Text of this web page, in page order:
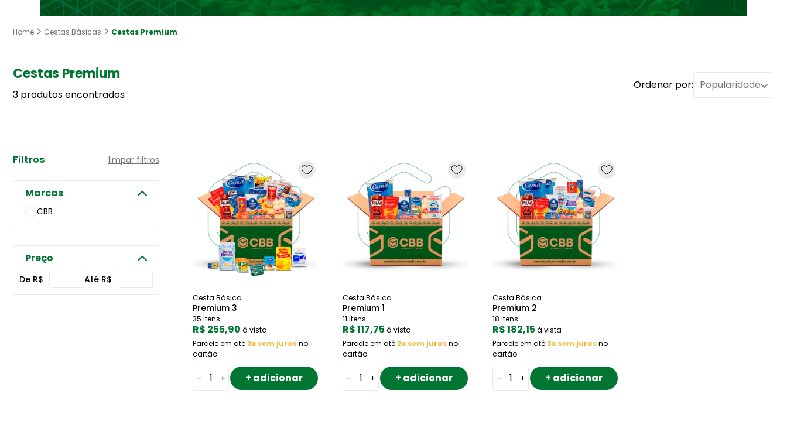
Home Cestas Básicas Cestas Premium
Cestas Premium
3 produtos encontrados
Ordenar por: Popularidade
Filtros limpar filtros
Marcas
CBB
Preço
De R$ Até R$
Cesta Básica
Premium 3
35 Itens
R$ 255,90 à vista
Parcele em até 3x sem jurosno
cartão
- + + adicionar
Cesta Básica
Premium 1
11 itens
R$ 117,75 à vista
Parcele em até 2x sem jurosno
cartão
- + + adicionar
Cesta Básica
Premium 2
18 Itens
R$ 182,15 à vista
Parcele em até 3x sem jurosno
cartão
- + + adicionar